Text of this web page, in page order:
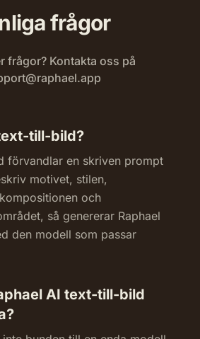
frågor
frågor? Kontakta oss på
till-bild?
förvandlar en skriven prompt
motivet, stilen,
och
så genererar Raphael
den modell som passar
AI text-till-bild